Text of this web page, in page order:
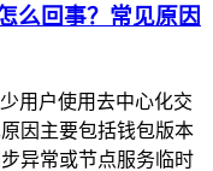
么回事？常见原因
用户使用去中心化交
因主要包括钱包版本
异常或节点服务临时